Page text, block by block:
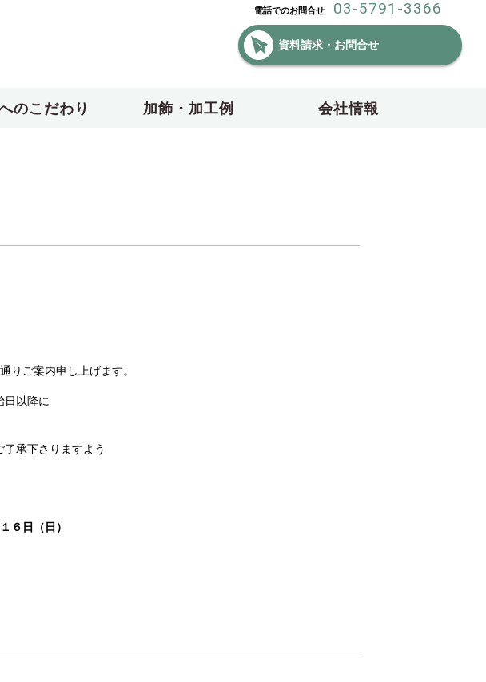
電話でのお問合せ 03-5791-3366
資料請求・お問合せ
のこだわり 加飾・加工例 会社情報
りご案内申し上げます。
日以降に
承下さりますよう
６日（日）